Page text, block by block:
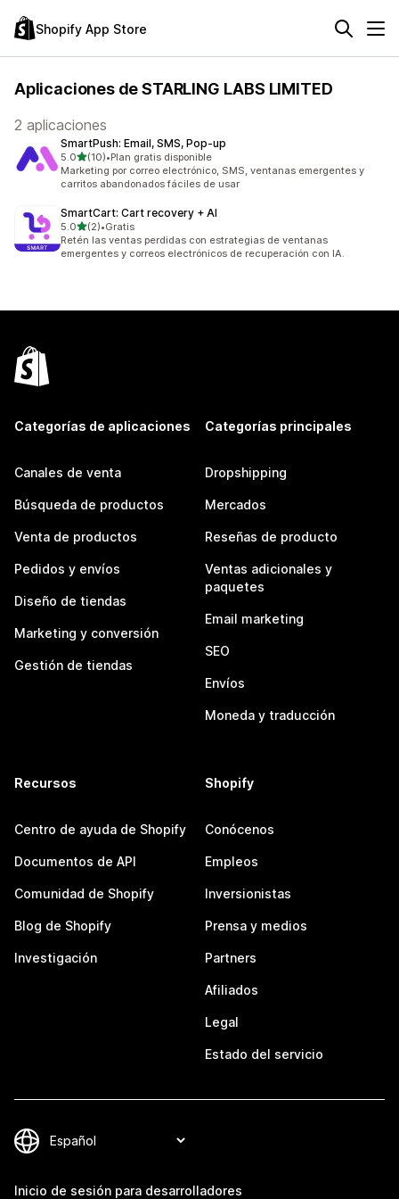
Shopify App Store
Aplicaciones de STARLING LABS LIMITED
2 aplicaciones
SmartPush: Email, SMS, Pop‑up
5.0de 5 estrellas
(10)
10 reseñas en total
•Plan gratis disponible
Marketing por correo electrónico, SMS, ventanas emergentes y
carritos abandonados fáciles de usar
SmartCart: Cart recovery + AI
5.0de 5 estrellas
(2)
2 reseñas en total
•Gratis
Retén las ventas perdidas con estrategias de ventanas
emergentes y correos electrónicos de recuperación con IA.
Categorías de aplicaciones
Canales de venta
Búsqueda de productos
Venta de productos
Pedidos y envíos
Diseño de tiendas
Marketing y conversión
Gestión de tiendas
Categorías principales
Dropshipping
Mercados
Reseñas de producto
Ventas adicionales y
paquetes
Email marketing
SEO
Envíos
Moneda y traducción
Recursos
Centro de ayuda de Shopify
Documentos de API
Comunidad de Shopify
Blog de Shopify
Investigación
Shopify
Conócenos
Empleos
Inversionistas
Prensa y medios
Partners
Afiliados
Legal
Estado del servicio
Inicio de sesión para desarrolladores